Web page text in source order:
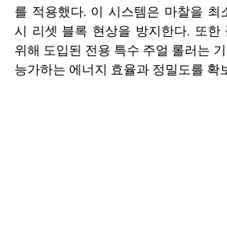
를 적용했다. 이 시스템은 마찰을 최
시 리셋 블록 현상을 방지한다. 또한
위해 도입된 전용 특수 주얼 롤러는
능가하는 에너지 효율과 정밀도를 확